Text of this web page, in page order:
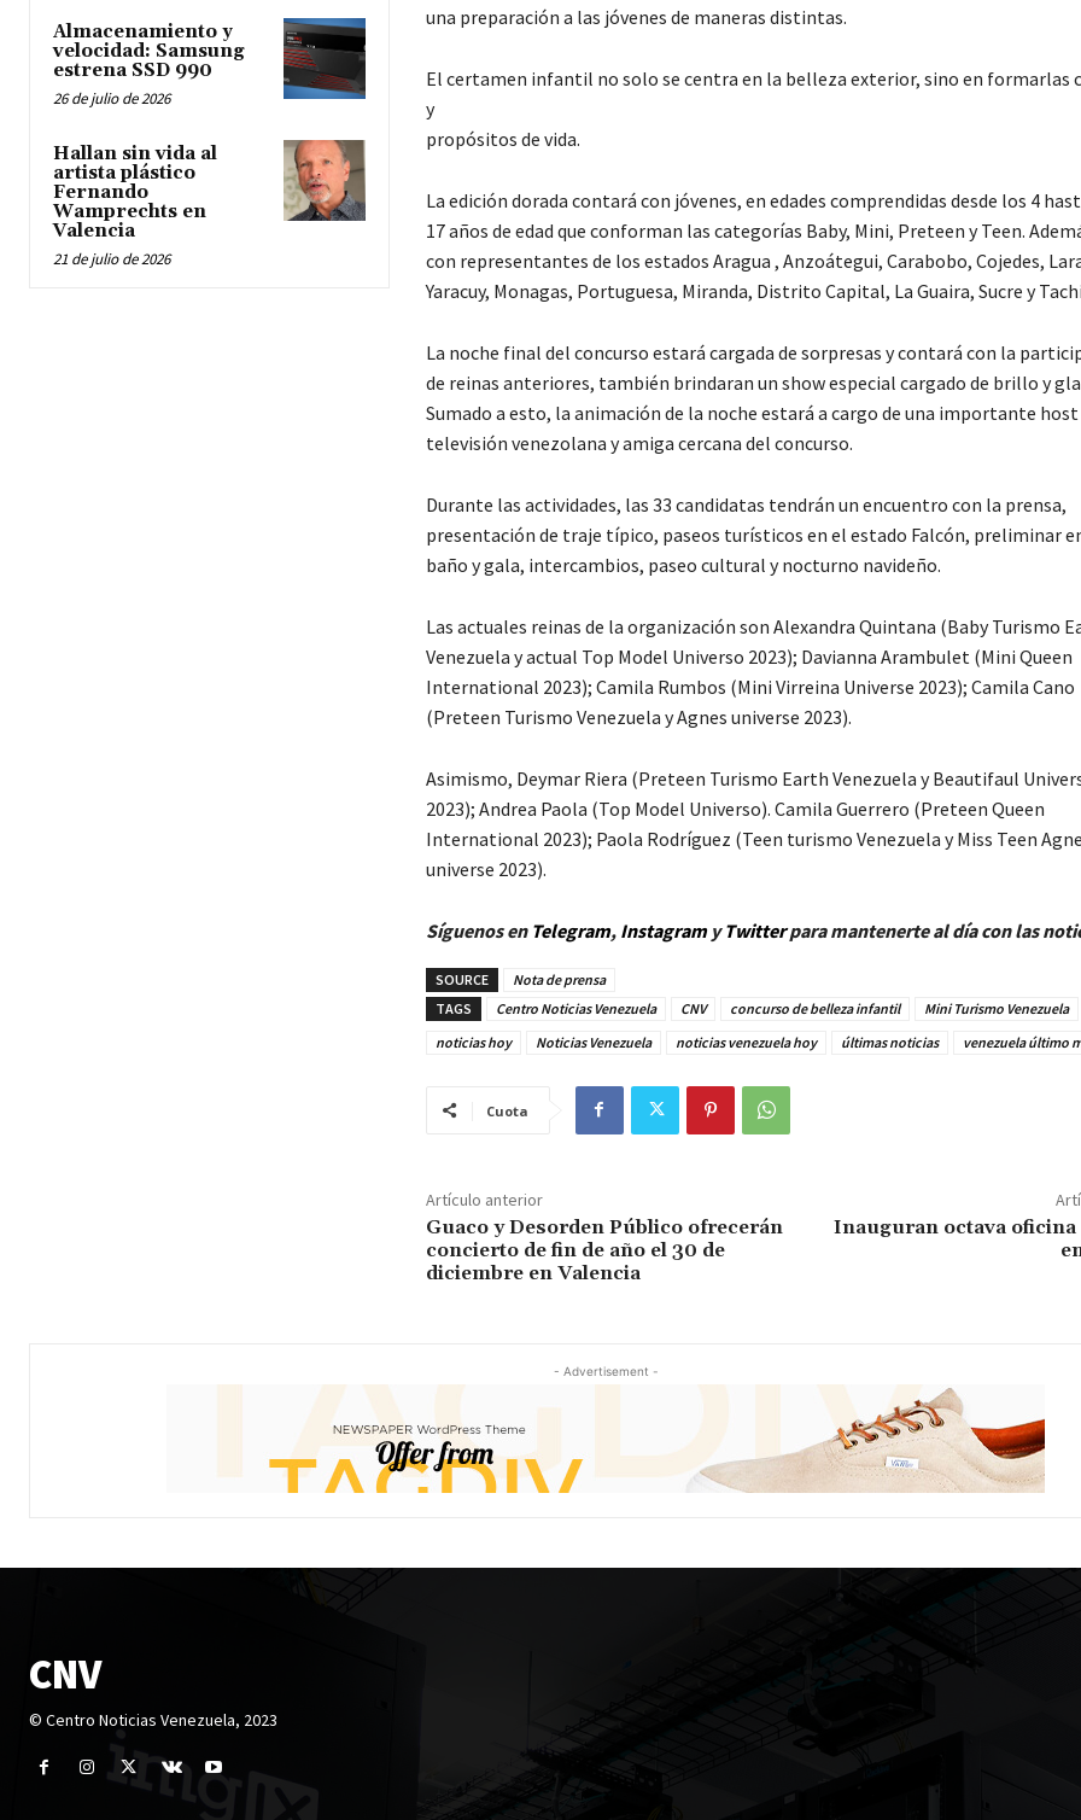
Almacenamiento y
velocidad: Samsung
estrena SSD 990
26 de julio de 2026
Hallan sin vida al
artista plástico
Fernando
Wamprechts en
Valencia
21 de julio de 2026
una preparación a las jóvenes de maneras distintas.
El certamen infantil no solo se centra en la belleza exterior, sino en formarlas
y
propósitos de vida.
La edición dorada contará con jóvenes, en edades comprendidas desde los 4
17 años de edad que conforman las categorías Baby, Mini, Preteen y Teen.
con representantes de los estados Aragua , Anzoátegui, Carabobo, Cojedes,
Yaracuy, Monagas, Portuguesa, Miranda, Distrito Capital, La Guaira, Sucre y
La noche final del concurso estará cargada de sorpresas y contará con la
de reinas anteriores, también brindaran un show especial cargado de brillo y
Sumado a esto, la animación de la noche estará a cargo de una importante host
televisión venezolana y amiga cercana del concurso.
Durante las actividades, las 33 candidatas tendrán un encuentro con la prensa,
presentación de traje típico, paseos turísticos en el estado Falcón, preliminar
baño y gala, intercambios, paseo cultural y nocturno navideño.
Las actuales reinas de la organización son Alexandra Quintana (Baby Turismo
Venezuela y actual Top Model Universo 2023); Davianna Arambulet (Mini Queen
International 2023); Camila Rumbos (Mini Virreina Universe 2023); Camila Cano
(Preteen Turismo Venezuela y Agnes universe 2023).
Asimismo, Deymar Riera (Preteen Turismo Earth Venezuela y Beautifaul
2023); Andrea Paola (Top Model Universo). Camila Guerrero (Preteen Queen
International 2023); Paola Rodríguez (Teen turismo Venezuela y Miss Teen
universe 2023).
Síguenos en Telegram, InstagramyTwitterpara mantenerte al día con las
SOURCE
Nota de prensa
TAGS
Centro Noticias Venezuela CNV concurso de belleza infantil
Mini Turismo Venezuela
noticias hoy
Noticias Venezuela noticias venezuela hoy últimas noticias venezuela último
Cuota
Artículo anterior
Guaco y Desorden Público ofrecerán
concierto de fin de año el 30 de
diciembre en Valencia
Inauguran octava oficina
- Advertisement -
CNV
© Centro Noticias Venezuela, 2023